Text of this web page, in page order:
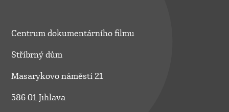
Centrum dokumentárního filmu
Stříbrný dům
Masarykovo náměstí 21
586 01 Jihlava